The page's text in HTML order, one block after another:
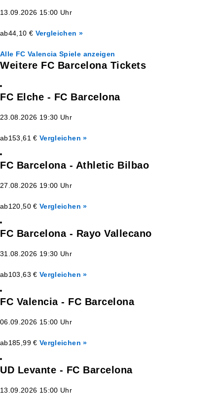
13.09.2026 15:00 Uhr
ab44,10 € Vergleichen »
Alle FC Valencia Spiele anzeigen
Weitere FC Barcelona Tickets
FC Elche - FC Barcelona
23.08.2026 19:30 Uhr
ab153,61 € Vergleichen »
FC Barcelona - Athletic Bilbao
27.08.2026 19:00 Uhr
ab120,50 € Vergleichen »
FC Barcelona - Rayo Vallecano
31.08.2026 19:30 Uhr
ab103,63 € Vergleichen »
FC Valencia - FC Barcelona
06.09.2026 15:00 Uhr
ab185,99 € Vergleichen »
UD Levante - FC Barcelona
13.09.2026 15:00 Uhr